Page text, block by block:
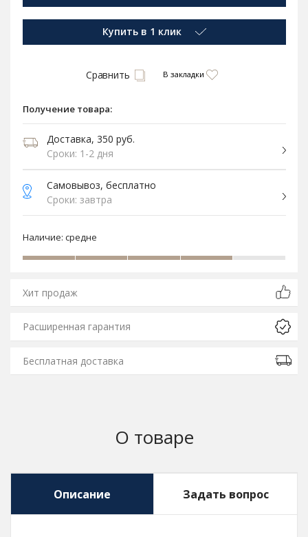
Купить в 1 клик
Сравнить В закладки
Получение товара:
Доставка, 350 руб.
Сроки: 1-2 дня
Самовывоз, бесплатно
Сроки: завтра
Наличие: средне
Хит продаж
Расширенная гарантия
Бесплатная доставка
О товаре
Описание Задать вопрос